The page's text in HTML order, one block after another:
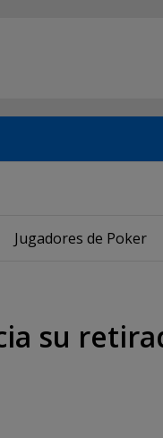
Jugadores de Poker
su